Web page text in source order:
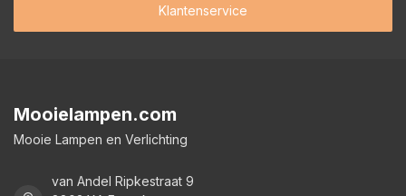
Klantenservice
Mooielampen.com
Mooie Lampen en Verlichting
van Andel Ripkestraat 9